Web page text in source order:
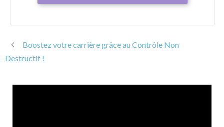
Boostez votre carrière grâce au Contrôle Non
Destructif !